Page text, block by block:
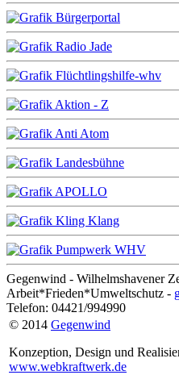
Gegenwind - Wilhelmshavener
Arbeit*Frieden*Umweltschutz -
Telefon: 04421/994990
© 2014 Gegenwind
Konzeption, Design und
www.webkraftwerk.de